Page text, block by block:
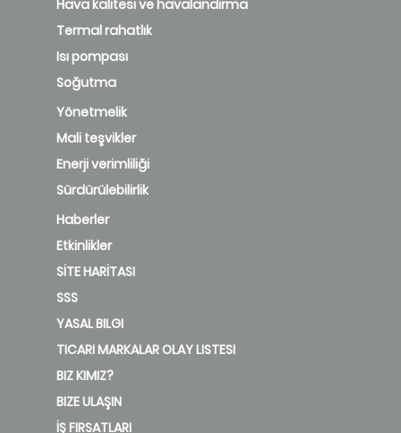
Sürdürülebilirlik
Etkinlikler
SİTE HARİTASI
SSS
YASAL BILGI
TICARI MARKALAR OLAY LISTESI
BIZ KIMIZ?
BIZE ULAŞIN
İŞ FIRSATLARI
All rights
reserved@
Eurovent Certita